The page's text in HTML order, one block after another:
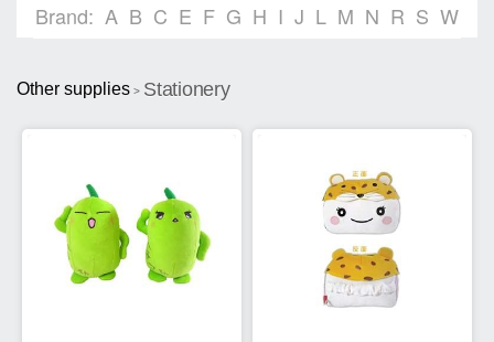
Brand: A B C E F G H I J L M N R S W
Other supplies > Stationery